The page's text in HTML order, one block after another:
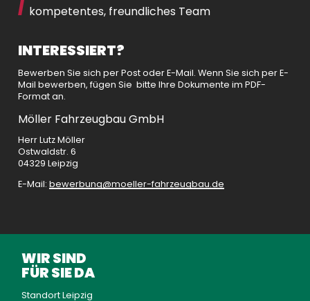
kompetentes, freundliches Team
INTERESSIERT?
Bewerben Sie sich per Post oder E-Mail. Wenn Sie sich per E-
Mail bewerben, fügen Sie bitte Ihre Dokumente im PDF-
Format an.
Möller Fahrzeugbau GmbH
Herr Lutz Möller
Ostwaldstr. 6
04329 Leipzig
E-Mail: bewerbung moeller-fahrzeugbau de
WIR SIND
FÜR SIE DA
Standort Leipzig